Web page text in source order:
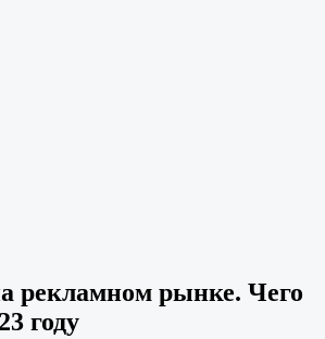
рекламном рынке. Чего
году